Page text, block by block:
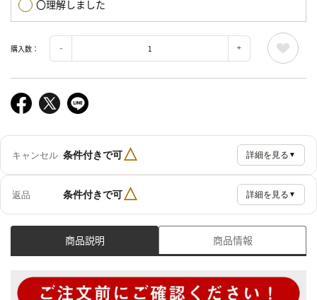
〇理解しました
購入数：
キャンセル 条件付きで可△ 詳細を見る ▼
返品 条件付きで可△ 詳細を見る ▼
商品説明 商品情報